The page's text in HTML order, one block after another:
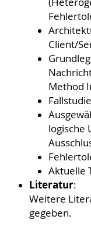
Client/
Method
logische
Aktuelle
Literatur:
Weitere
gegeben.